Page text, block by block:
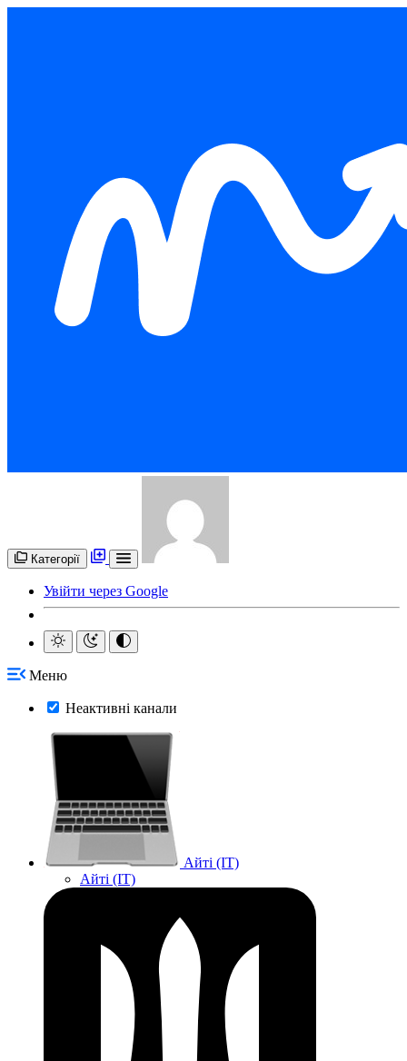
Категорії
Увійти через Google
Меню
Неактивні канали
Айті (IT)
Айті (IT)